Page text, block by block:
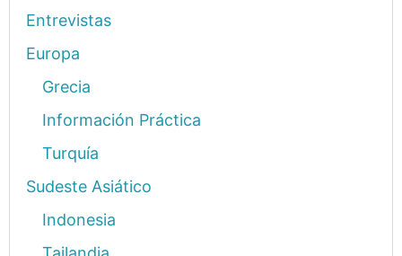
Entrevistas
Europa
Grecia
Información Práctica
Turquía
Sudeste Asiático
Indonesia